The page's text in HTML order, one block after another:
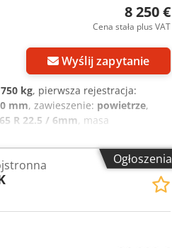
8 250 €
Cena stała plus VAT
Wyślij zapytanie
kg, pierwsza rejestracja:
mm, zawieszenie: powietrze,
R 22.5 / 6mm, masa
Ogłoszenia